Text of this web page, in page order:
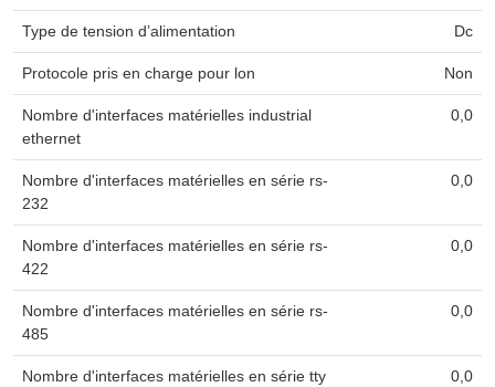
Type de tension d’alimentation Dc
Protocole pris en charge pour lon Non
Nombre d'interfaces matérielles industrial
ethernet
0,0
Nombre d'interfaces matérielles en série rs-
232
0,0
Nombre d'interfaces matérielles en série rs-
422
0,0
Nombre d'interfaces matérielles en série rs-
485
0,0
Nombre d'interfaces matérielles en série tty 0,0